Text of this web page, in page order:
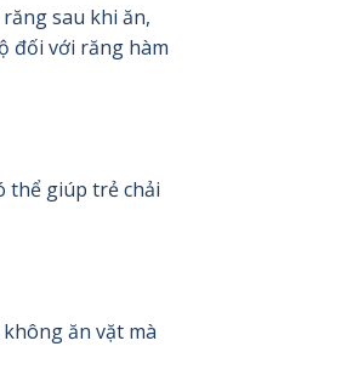
sau khi ăn,
đối với răng hàm
thể giúp trẻ chải
ăn vặt mà